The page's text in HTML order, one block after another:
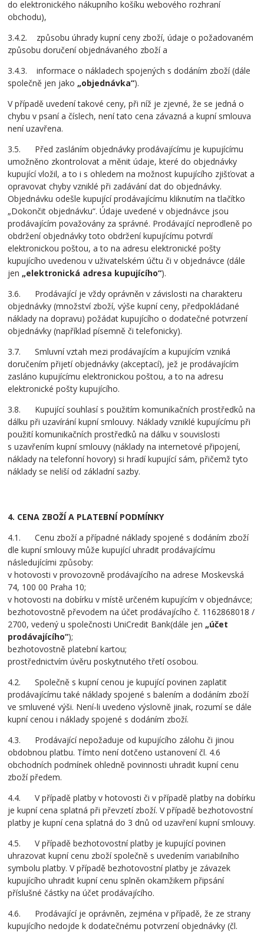
do elektronického nákupního košíku webového rozhraní
obchodu),
3.4.2. způsobu úhrady kupní ceny zboží, údaje o požadovaném
způsobu doručení objednávaného zboží a
3.4.3. informace o nákladech spojených s dodáním zboží (dále
společně jen jako „objednávka“).
V případě uvedení takové ceny, při níž je zjevné, že se jedná o
chybu v psaní a číslech, není tato cena závazná a kupní smlouva
není uzavřena.
3.5. Před zasláním objednávky prodávajícímu je kupujícímu
umožněno zkontrolovat a měnit údaje, které do objednávky
kupující vložil, a to i s ohledem na možnost kupujícího zjišťovat a
opravovat chyby vzniklé při zadávání dat do objednávky.
Objednávku odešle kupující prodávajícímu kliknutím na tlačítko
„Dokončit objednávku“. Údaje uvedené v objednávce jsou
prodávajícím považovány za správné. Prodávající neprodleně po
obdržení objednávky toto obdržení kupujícímu potvrdí
elektronickou poštou, a to na adresu elektronické pošty
kupujícího uvedenou v uživatelském účtu či v objednávce (dále
jen „elektronická adresa kupujícího“).
3.6. Prodávající je vždy oprávněn v závislosti na charakteru
objednávky (množství zboží, výše kupní ceny, předpokládané
náklady na dopravu) požádat kupujícího o dodatečné potvrzení
objednávky (například písemně či telefonicky).
3.7. Smluvní vztah mezi prodávajícím a kupujícím vzniká
doručením přijetí objednávky (akceptací), jež je prodávajícím
zasláno kupujícímu elektronickou poštou, a to na adresu
elektronické pošty kupujícího.
3.8. Kupující souhlasí s použitím komunikačních prostředků na
dálku při uzavírání kupní smlouvy. Náklady vzniklé kupujícímu při
použití komunikačních prostředků na dálku v souvislosti
s uzavřením kupní smlouvy (náklady na internetové připojení,
náklady na telefonní hovory) si hradí kupující sám, přičemž tyto
náklady se neliší od základní sazby.
4. CENA ZBOŽÍ A PLATEBNÍ PODMÍNKY
4.1. Cenu zboží a případné náklady spojené s dodáním zboží
dle kupní smlouvy může kupující uhradit prodávajícímu
následujícími způsoby:
v hotovosti v provozovně prodávajícího na adrese Moskevská
74, 100 00 Praha 10;
v hotovosti na dobírku v místě určeném kupujícím v objednávce;
bezhotovostně převodem na účet prodávajícího č. 1162868018 /
2700, vedený u společnosti UniCredit Bank(dále jen „účet
prodávajícího“);
bezhotovostně platební kartou;
prostřednictvím úvěru poskytnutého třetí osobou.
4.2. Společně s kupní cenou je kupující povinen zaplatit
prodávajícímu také náklady spojené s balením a dodáním zboží
ve smluvené výši. Není-li uvedeno výslovně jinak, rozumí se dále
kupní cenou i náklady spojené s dodáním zboží.
4.3. Prodávající nepožaduje od kupujícího zálohu či jinou
obdobnou platbu. Tímto není dotčeno ustanovení čl. 4.6
obchodních podmínek ohledně povinnosti uhradit kupní cenu
zboží předem.
4.4. V případě platby v hotovosti či v případě platby na dobírku
je kupní cena splatná při převzetí zboží. V případě bezhotovostní
platby je kupní cena splatná do 3 dnů od uzavření kupní smlouvy.
4.5. V případě bezhotovostní platby je kupující povinen
uhrazovat kupní cenu zboží společně s uvedením variabilního
symbolu platby. V případě bezhotovostní platby je závazek
kupujícího uhradit kupní cenu splněn okamžikem připsání
příslušné částky na účet prodávajícího.
4.6. Prodávající je oprávněn, zejména v případě, že ze strany
kupujícího nedojde k dodatečnému potvrzení objednávky (čl.